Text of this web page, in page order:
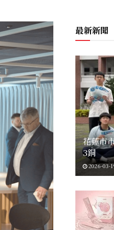
最新新聞
花蓮市
3銅
2026-03-